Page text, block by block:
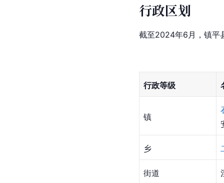
行政区划
截至2024年6月，镇平
行政等级
镇
乡
街道